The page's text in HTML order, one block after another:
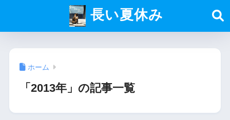
長い夏休み
ホーム
「2013年」の記事一覧